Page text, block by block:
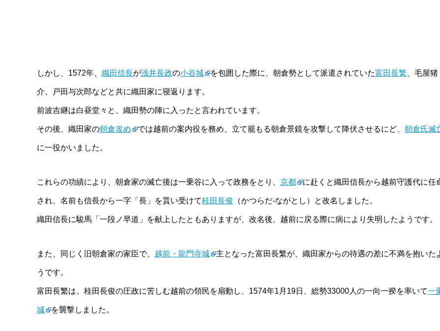
しかし、1572年、 織田信長が浅井長政の小谷城 を包囲した際に、朝倉勢として派遣されていた富田長繁 、毛屋猪
介、戸田与次郎などと共に織田家に寝返ります。
前波吉継は白昼堂々と、織田勢の陣に入ったと言われています。
その後、織田家の朝倉攻め では越前の案内役を務め、立て籠もる朝倉景鏡を攻撃して降伏させるにど、 朝倉氏滅
に一役かいました。
これらの功績により、朝倉家の滅亡後は一乗谷に入って政務をとり、 京都 に赴くと織田信長から越前守護代に任
され、名前も信長から一字「長」を貰い受けて桂田長俊 （かつらだ-ながとし）と改名しました。
織田信長に駿馬「一段ノ早道」を献上したともありますが、改名後、越前に戻る際に病により失明したようです。
また、同じく旧朝倉家の家臣で、 越前・龍門寺城 主となった富田長繁が、織田家からの待遇の差に不満を抱いた
うです。
富田長繁は、桂田長俊の圧政に苦しむ越前の領民を扇動し、1574年1月19日、総勢33000人の一向一揆を率いて一
城 を襲撃しました。